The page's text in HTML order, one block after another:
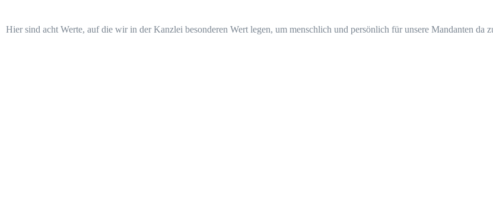
Hier sind acht Werte, auf die wir in der Kanzlei besonderen Wert legen, um menschlich und persönlich für unsere Mandanten da